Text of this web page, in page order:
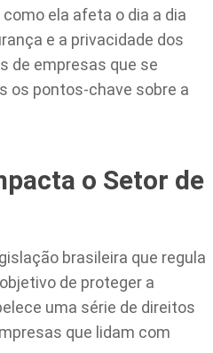
ela afeta o dia a dia
e a privacidade dos
de empresas que se
os pontos-chave sobre a
o Setor de
brasileira que regula
de proteger a
uma série de direitos
que lidam com